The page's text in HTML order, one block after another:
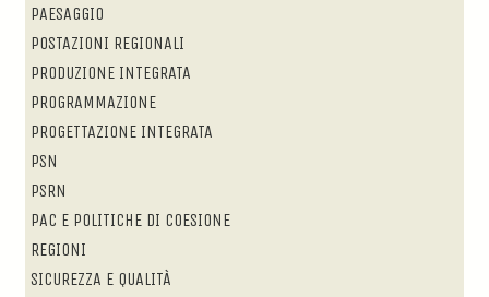
PAESAGGIO
POSTAZIONI REGIONALI
PRODUZIONE INTEGRATA
PROGRAMMAZIONE
PROGETTAZIONE INTEGRATA
PSN
PSRN
PAC E POLITICHE DI COESIONE
REGIONI
SICUREZZA E QUALITÀ